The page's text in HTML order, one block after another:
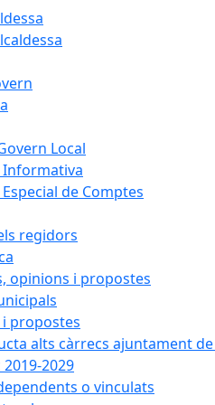
Local
Informativa
de Comptes
regidors
opinions i propostes
propostes
alts càrrecs ajuntament
2029
o vinculats